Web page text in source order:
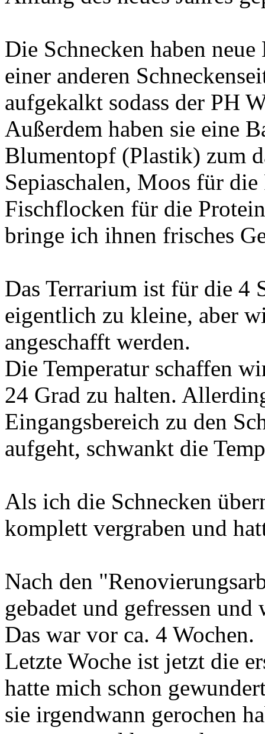
Die Schnecken haben
einer anderen
aufgekalkt sodass der PH
Außerdem haben sie eine
Blumentopf (Plastik) zum
Sepiaschalen, Moos für
Fischflocken für die
bringe ich ihnen frisches
Das Terrarium ist für die 4
eigentlich zu kleine, aber
angeschafft werden.
Die Temperatur schaffen
24 Grad zu halten.
Eingangsbereich zu den
aufgeht, schwankt die
Als ich die Schnecken
komplett vergraben und
Nach den
gebadet und gefressen und
Das war vor ca. 4 Wochen.
Letzte Woche ist jetzt die
hatte mich schon
sie irgendwann gerochen